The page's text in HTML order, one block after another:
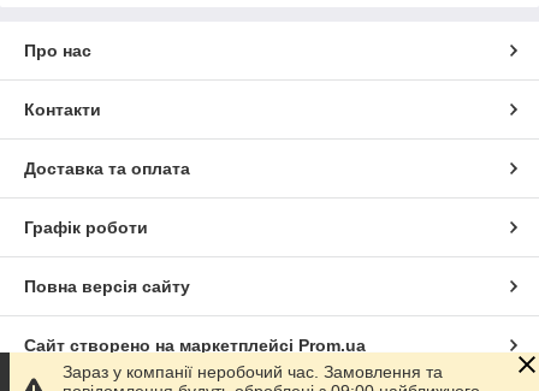
Про нас
Контакти
Доставка та оплата
Графік роботи
Повна версія сайту
Сайт створено на маркетплейсі Prom.ua
Зараз у компанії неробочий час. Замовлення та